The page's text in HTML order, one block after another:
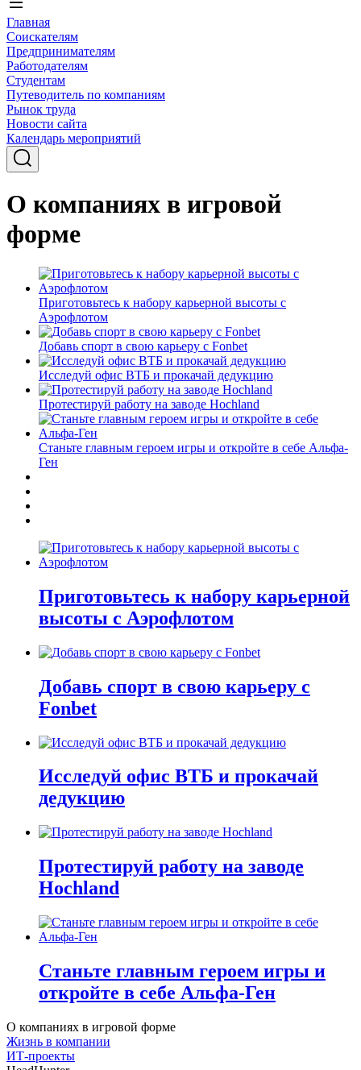
Главная
Соискателям
Предпринимателям
Работодателям
Студентам
Путеводитель по компаниям
Рынок труда
Новости сайта
Календарь мероприятий
О компаниях в игровой
форме
Приготовьтесь к набору карьерной высоты с
Аэрофлотом
Добавь спорт в свою карьеру с Fonbet
Исследуй офис ВТБ и прокачай дедукцию
Протестируй работу на заводе Hochland
Станьте главным героем игры и откройте в себе Альфа-
Ген
Приготовьтесь к набору карьерной
высоты с Аэрофлотом
Добавь спорт в свою карьеру с
Fonbet
Исследуй офис ВТБ и прокачай
дедукцию
Протестируй работу на заводе
Hochland
Станьте главным героем игры и
откройте в себе Альфа-Ген
О компаниях в игровой форме
Жизнь в компании
ИТ-проекты